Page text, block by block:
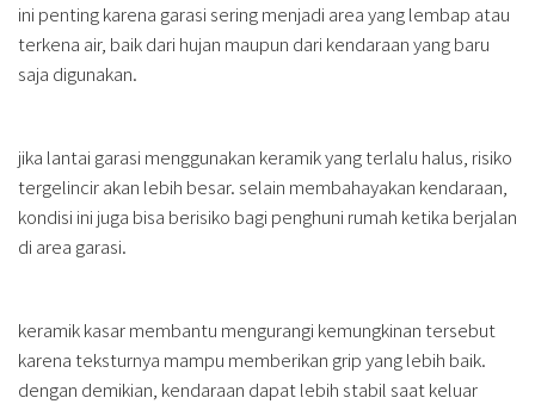
ini penting karena garasi sering menjadi area yang lembap atau
terkena air, baik dari hujan maupun dari kendaraan yang baru
saja digunakan.
jika lantai garasi menggunakan keramik yang terlalu halus, risiko
tergelincir akan lebih besar. selain membahayakan kendaraan,
kondisi ini juga bisa berisiko bagi penghuni rumah ketika berjalan
di area garasi.
keramik kasar membantu mengurangi kemungkinan tersebut
karena teksturnya mampu memberikan grip yang lebih baik.
dengan demikian, kendaraan dapat lebih stabil saat keluar